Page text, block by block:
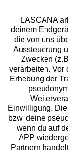
Services
Beratung
Über uns
Rechtliches
LASCANA
deinem
die von uns
Aussteuerung
Zwecken
verarbeiten. Vor
Erhebung der
Einwilligung.
bzw. deine
wenn du auf
APP
Partnern